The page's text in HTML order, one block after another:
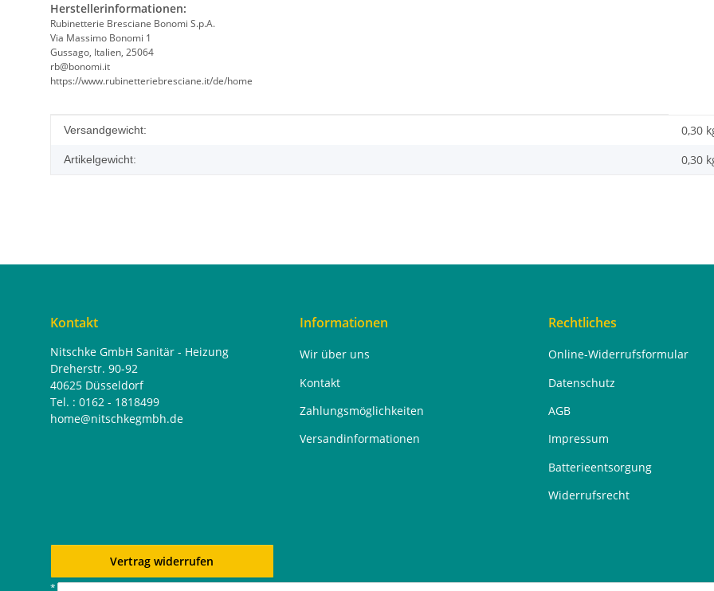
Herstellerinformationen:
Rubinetterie Bresciane Bonomi S.p.A.
Via Massimo Bonomi 1
Gussago, Italien, 25064
rb@bonomi.it
https://www.rubinetteriebresciane.it/de/home
Produkteigenschaft
Wert
Versandgewicht: 0,30
Artikelgewicht: 0,30
Kontakt
Nitschke GmbH Sanitär - Heizung
Dreherstr. 90-92
40625 Düsseldorf
Tel. : 0162 - 1818499
home@nitschkegmbh.de
Informationen
Wir über uns
Kontakt
Zahlungsmöglichkeiten
Versandinformationen
Rechtliches
Online-Widerrufsformular
Datenschutz
AGB
Impressum
Batterieentsorgung
Widerrufsrecht
Vertrag widerrufen
* Alle Preise inkl. gesetzlicher USt., zzgl.Versand